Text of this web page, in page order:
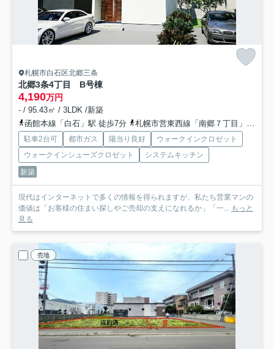
札幌市白石区北郷三条
北郷3条4丁目 B号棟
4,190万円
- / 95.43㎡ / 3LDK /新築
函館本線「白石」駅 徒歩7分
札幌市営東西線「南郷７丁目」駅 徒歩33分
駐車2台可 都市ガス 陽当り良好
ウォークインクロゼット
ウォークインシューズクロゼット
システムキッチン
新築
現代はインターネットで多くの情報を得られますが、私たち営業マンの
価値は「お客様の住まい探しやご売却の支えになれるか」「一...
もっと
見る
売地